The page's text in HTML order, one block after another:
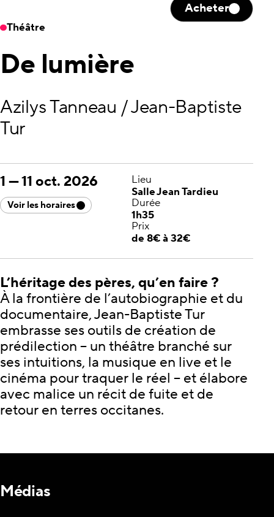
Théâtre
Acheter
De lumière
Azilys Tanneau / Jean-Baptiste
Tur
1 —11 oct. 2026
Voir les horaires
Lieu
Salle Jean Tardieu
Durée
1h35
Prix
de 8€ à 32€
L’héritage des pères, qu’en faire ?
À la frontière de l’autobiographie et du
documentaire, Jean-Baptiste Tur
embrasse ses outils de création de
prédilection – un théâtre branché sur
ses intuitions, la musique en live et le
cinéma pour traquer le réel – et élabore
avec malice un récit de fuite et de
retour en terres occitanes.
Médias